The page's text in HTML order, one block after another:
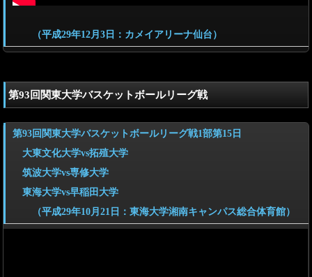
（平成29年12月3日：カメイアリーナ仙台）
第93回関東大学バスケットボールリーグ戦
第93回関東大学バスケットボールリーグ戦1部第15日
大東文化大学vs拓殖大学
筑波大学vs専修大学
東海大学vs早稲田大学
（平成29年10月21日：東海大学湘南キャンパス総合体育館）